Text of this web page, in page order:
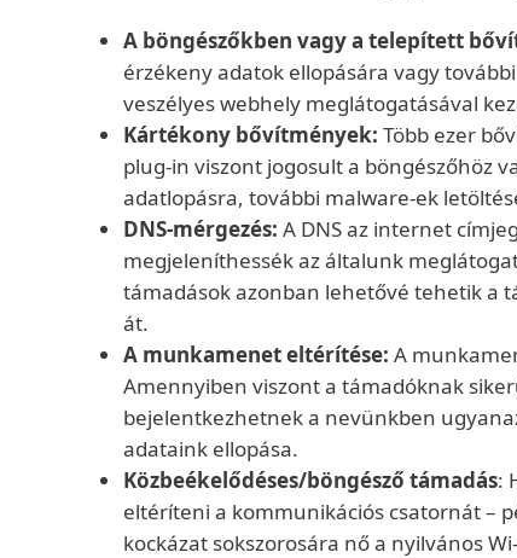
A böngészőkben vagy a telepített
érzékeny adatok ellopására vagy
veszélyes webhely meglátogatásával
Kártékony bővítmények: Több ezer
plug-in viszont jogosult a böngészőhöz
adatlopásra, további malware-ek
DNS-mérgezés: A DNS az internet
megjeleníthessék az általunk
támadások azonban lehetővé tehetik a
át.
A munkamenet eltérítése: A
Amennyiben viszont a támadóknak
bejelentkezhetnek a nevünkben
adataink ellopása.
Közbeékelődéses/böngésző támadás:
eltéríteni a kommunikációs csatornát –
kockázat sokszorosára nő a nyilvános